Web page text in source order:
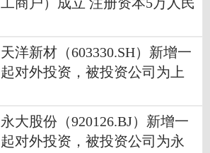
工商户）成立 注册资本5万人民
天洋新材（603330.SH）新增一
起对外投资，被投资公司为上
日报
永大股份（920126.BJ）新增一
起对外投资，被投资公司为永